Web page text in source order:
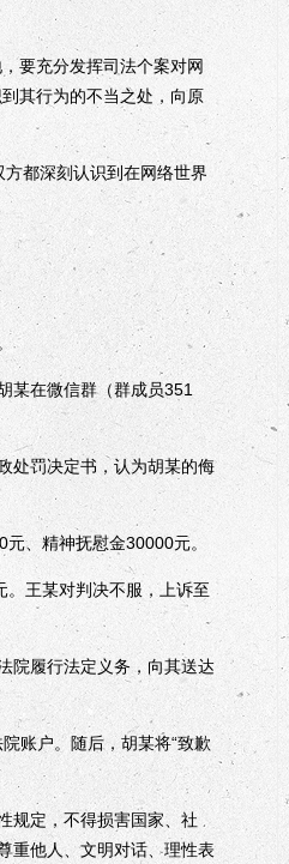
要充分发挥司法个案对网
其行为的不当之处，向原
都深刻认识到在网络世界
在微信群（群成员351
罚决定书，认为胡某的侮
、精神抚慰金30000元。
王某对判决不服，上诉至
履行法定义务，向其送达
账户。随后，胡某将“致歉
定，不得损害国家、社
重他人、文明对话、理性表